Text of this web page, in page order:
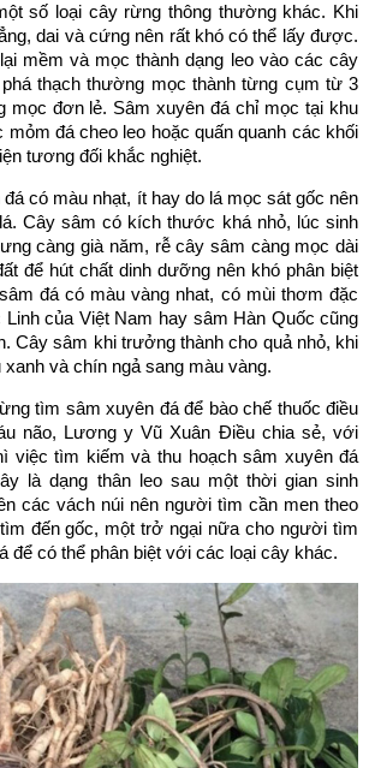
số loại cây rừng thông thường khác. Khi
dai và cứng nên rất khó có thể lấy được.
mềm và mọc thành dạng leo vào các cây
thạch thường mọc thành từng cụm từ 3
mọc đơn lẻ. Sâm xuyên đá chỉ mọc tại khu
mỏm đá cheo leo hoặc quấn quanh các khối
tương đối khắc nghiệt.
có màu nhạt, ít hay do lá mọc sát gốc nên
Cây sâm có kích thước khá nhỏ, lúc sinh
càng già năm, rễ cây sâm càng mọc dài
để hút chất dinh dưỡng nên khó phân biệt
đá có màu vàng nhat, có mùi thơm đặc
của Việt Nam hay sâm Hàn Quốc cũng
Cây sâm khi trưởng thành cho quả nhỏ, khi
và chín ngả sang màu vàng.
tìm sâm xuyên đá để bào chế thuốc điều
não, Lương y Vũ Xuân Điều chia sẻ, với
việc tìm kiếm và thu hoạch sâm xuyên đá
là dạng thân leo sau một thời gian sinh
các vách núi nên người tìm cần men theo
đến gốc, một trở ngại nữa cho người tìm
để có thể phân biệt với các loại cây khác.